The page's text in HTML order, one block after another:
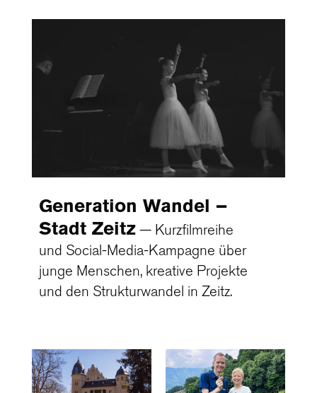
Generation Wandel –
Stadt Zeitz
Kurzfilmreihe
und Social-Media-Kampagne über
junge Menschen, kreative Projekte
und den Strukturwandel in Zeitz.